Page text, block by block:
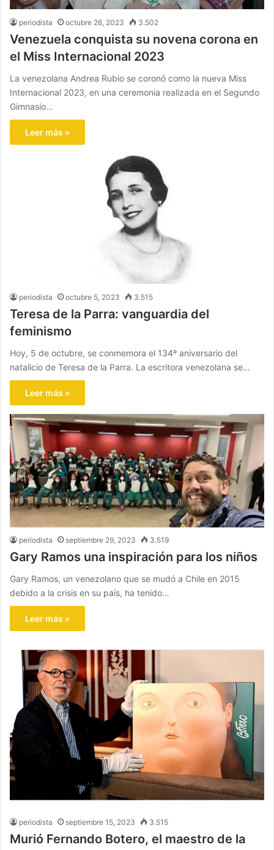
periodista octubre 26, 2023 3.502
Venezuela conquista su novena corona en
el Miss Internacional 2023
La venezolana Andrea Rubio se coronó como la nueva Miss
Internacional 2023, en una ceremonia realizada en el Segundo
Gimnasio…
Leer más »
periodista octubre 5, 2023 3.515
Teresa de la Parra: vanguardia del
feminismo
Hoy, 5 de octubre, se conmemora el 134º aniversario del
natalicio de Teresa de la Parra. La escritora venezolana se…
Leer más »
periodista septiembre 29, 2023 3.519
Gary Ramos una inspiración para los niños
Gary Ramos, un venezolano que se mudó a Chile en 2015
debido a la crisis en su país, ha tenido…
Leer más »
periodista septiembre 15, 2023 3.515
Murió Fernando Botero, el maestro de la